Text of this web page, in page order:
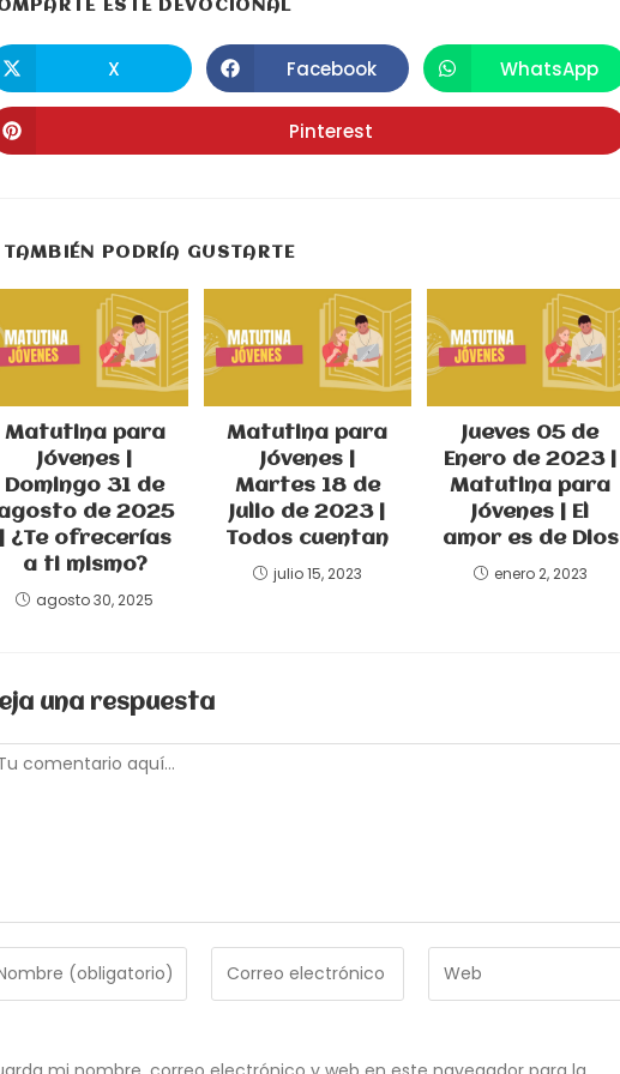
ESTE DEVOCIONALCOMPARTIR
abre
en
ventana
X Se
abre
en
una
nueva
ventana
Facebook Se
abre
en
ventana
WhatsApp
Se
abre
Pinterest
TAMBIÉN PODRÍA GUSTARTE
Matutina para
Jóvenes |
Domingo 31 de
de 2025
¿Te ofrecerías
a ti mismo?
agosto 30, 2025
Matutina para
Jóvenes |
Martes 18 de
Julio de 2023 |
Todos cuentan
julio 15, 2023
Jueves 05 de
Enero de 2023 |
Matutina para
Jóvenes | El
amor es de Dios
enero 2, 2023
una respuesta
tu
dirección
correo
URL